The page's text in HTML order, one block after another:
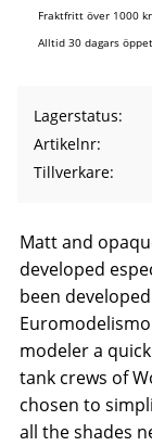
Fraktfritt över 1000 kr
Alltid 30 dagars
Lagerstatus
Artikelnr
Tillverkare
Matt and
developed
been
modeler a
tank crews of
chosen to
all the shades